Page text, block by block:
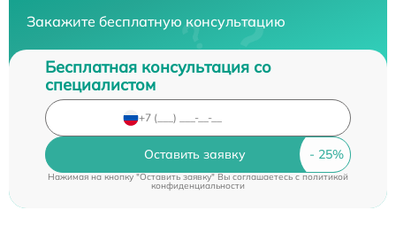
Закажите бесплатную консультацию
Бесплатная консультация со
специалистом
Оставить заявку
Нажимая на кнопку "Оставить заявку" Вы соглашаетесь cполитикой
конфиденциальности